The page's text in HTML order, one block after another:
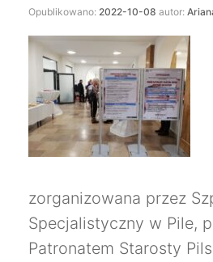
Opublikowano: 2022-10-08 autor:
zorganizowana przez
Specjalistyczny w Pile,
Patronatem Starosty